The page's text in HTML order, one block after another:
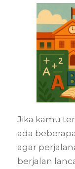
Jika kamu
ada
agar
berjalan